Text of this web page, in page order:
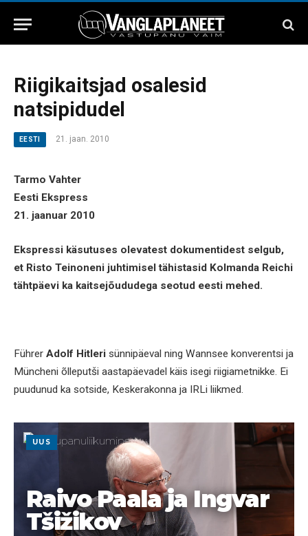
Riigikaitsjad osalesid
natsipidudel
EESTI 21. jaan. 2010
Tarmo Vahter
Eesti Ekspress
21. jaanuar 2010
Ekspressi käsutuses olevatest dokumentidest selgub,
et Risto Teinoneni juhtimisel tähistasid Kolmanda Reichi
tähtpäevi ka kaitsejõududega seotud eesti mehed.
Führer Adolf Hitleri sünnipäeval ning Wannsee konverentsi ja
Müncheni õlleputši aastapäevadel käis isegi riigiametnikke. Ei
puudunud ka sotside, Keskerakonna ja IRLi liikmed.
UUS
Raivo Paala ja Ingvar
Tšižikov